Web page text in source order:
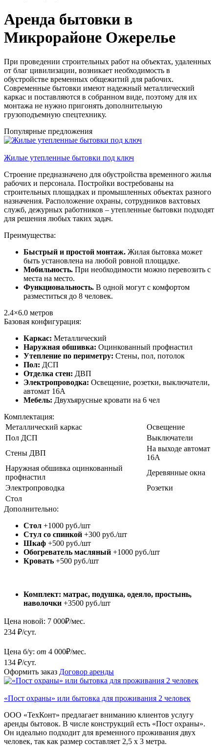
Аренда бытовки в
Микрорайоне Ожерелье
При проведении строительных работ на объектах, удаленных
от благ цивилизации, возникает необходимость в
обустройстве временных общежитий для рабочих.
Современные бытовки имеют надежный металлический
каркас и поставляются в собранном виде, поэтому для их
монтажа не нужно пригонять дополнительную
грузоподъемную спецтехнику.
Популярные предложения
Жилые утепленные бытовки под ключ
Строение предназначено для обустройства временного жилья
рабочих и персонала. Постройки востребованы на
строительных площадках и промышленных объектах разного
назначения. Расположение охраны, сотрудников вахтовых
служб, дежурных работников – утепленные бытовки подходят
для решения любых таких задач.
Преимущества:
Быстрый и простой монтаж. Жилая бытовка может
быть установлена на любой ровной площадке.
Мобильность. При необходимости можно перевозить с
места на место.
Функциональность. В одной могут с комфортом
разместиться до 8 человек.
2.4×6.0 метров
Базовая конфигурация:
Каркас: Металлический
Наружная обшивка: Оцинкованный профнастил
Утепление по периметру: Стены, пол, потолок
Пол: ДСП
Отделка стен: ДВП
Электропроводка: Освещение, розетки, выключатели,
автомат 16А
Мебель: Двухъярусные кровати на 6 чел
Комплектация:
Металлический каркас
Освещение
Пол ДСП
Выключатели
Стены ДВП
На выходе автомат
16А
Наружная обшивка оцинкованный
профнастил
Деревянные окна
Электропроводка
Розетки
Стол
Дополнительно:
Стол +1000 руб./шт
Стул со спинкой +300 руб./шт
Шкаф +500 руб./шт
Обогреватель масляный +1000 руб./шт
Кровать +500 руб./шт
Комплект: матрас, подушка, одеяло, простынь,
наволочки +3500 руб./шт
Цена новой: 7 000₽/мес.
234 ₽/сут.
Цена б/у: от 4 000₽/мес.
134 ₽/сут.
Оформить заказ Договор аренды
«Пост охраны» или бытовка для проживания 2 человек
ООО «ТехКонт» предлагает вниманию клиентов услугу
аренды бытовок. В числе конструкций есть «Пост охраны».
Он идеально подходит для временного проживания двух
человек, так как размер составляет 2,5 х 3 метра.